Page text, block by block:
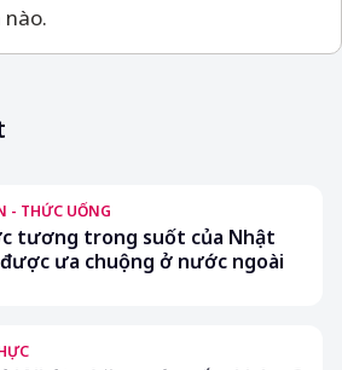
nào.
- THỨC UỐNG
tương trong suốt của Nhật
ưa chuộng ở nước ngoài